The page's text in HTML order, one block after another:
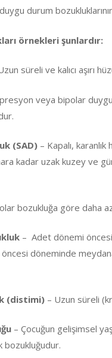
durum
örnekleri şunlardır:
süreli ve kalıcı aşırı
veya bipolar
(SAD) – Kapalı,
kadar uzak kuzey ve
bozukluğa göre daha
– Adet dönemi
öncesi döneminde
(distimi) – Uzun süreli
– Çocuğun gelişimsel
bozukluğudur.